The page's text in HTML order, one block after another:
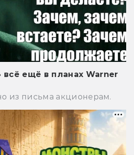
всё ещё в планах Warner
из письма акционерам.